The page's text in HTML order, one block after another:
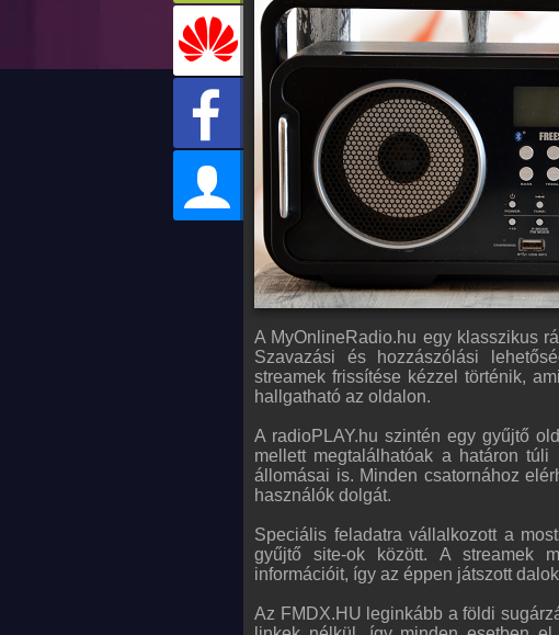
A MyOnlineRadio.hu egy klasszikus
Szavazási és hozzászólási
streamek frissítése kézzel történik,
hallgatható az oldalon.
A radioPLAY.hu szintén egy gyűjtő
mellett megtalálhatóak a határon
állomásai is. Minden csatornához
használók dolgát.
Speciális feladatra vállalkozott a
gyűjtő site-ok között. A streamek
információit, így az éppen játszott
Az FMDX.HU leginkább a földi